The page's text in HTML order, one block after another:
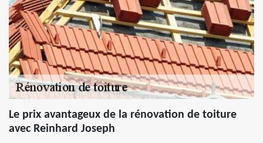
Le prix avantageux de la rénovation de toiture
avec Reinhard Joseph